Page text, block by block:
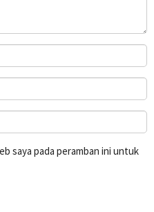
saya pada peramban ini untuk